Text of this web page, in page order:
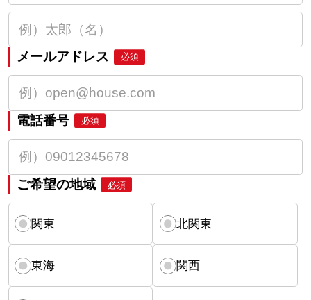
メールアドレス 必須
電話番号 必須
ご希望の地域 必須
関東 北関東
東海 関西